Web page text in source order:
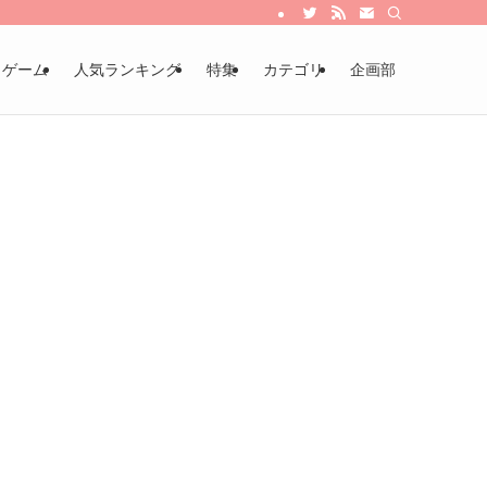
ーム 人気ランキング 特集 カテゴリ 企画部